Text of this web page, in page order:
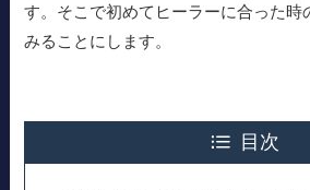
す。そこで初めてヒーラーに合った時
みることにします。
目次